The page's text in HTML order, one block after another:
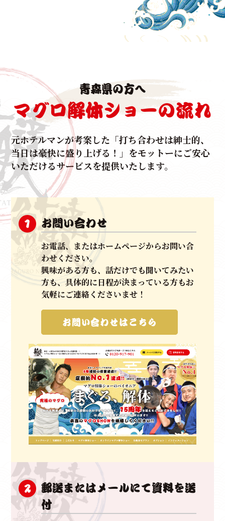
生マグロの水揚げで有数の漁港を誇る本場和歌山よ
生マグロをもっとたくさん知ってもらたい！
法人様の周年行事、ご結婚披露宴、集客イベントな
様々なシチュエーションでご利用いただいておりま
す。
いずれも出席者は前年をオーバーするほど、これまで
に
たくさんのお客様の集客とご利用、反響の
お言葉をいただいて参りました。
元ホテルマンによって企画立案されたマグロ解体ショ
ーは、
きめ細やかで丁寧な応対、スムーズな現場はお客様の
手間を
すべて無くし、ＭＣを同行させ、マグロ入刀式やマグ
クイズ（競りのイメージ）などゲストの皆さまにもご
だける他にはない唯一無二のマグロ解体ショーです。
いわばエンターテイメントに進化させた
パイオニアだと自負しております。
お祝い、集客イベントやパーティーなど、御目出度い
日には、
マグロ解体ショー！と認知、文化を構築できるよ
日々進化を止めることなく、日本全国、世界へと
青森県の方へ
マグロ解体ショーの流れ
元ホテルマンが考案した 「打ち合わせは紳士的、
当日は豪快に盛り上げる！」をモットーにご安心
いただけるサービスを提供いたします。
1 お問い合わせ
お電話、またはホームページからお問い合
わせください。
興味がある方も、話だけでも聞いてみたい
方も、具体的に日程が決まっている方もお
気軽にご連絡くださいませ！
お問い合わせはこちら
2
郵送またはメールにて資料を送
付